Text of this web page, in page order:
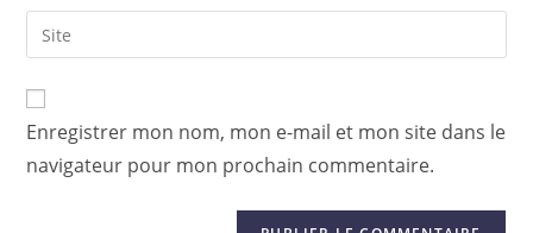
comment
email
address
comment
Saisir
l’URL
de
votre
site
(facultatif)
Enregistrer mon nom, mon e-mail et mon site dans le
navigateur pour mon prochain commentaire.